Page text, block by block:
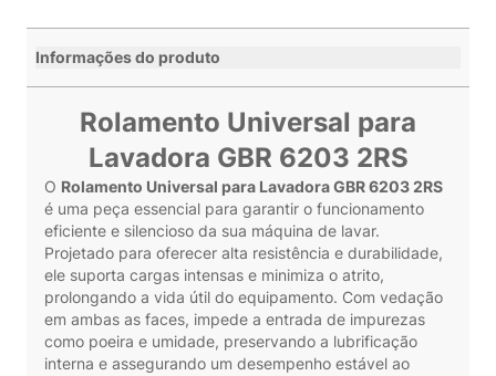
Informações do produto
Rolamento Universal para
Lavadora GBR 6203 2RS
O Rolamento Universal para Lavadora GBR 6203 2RS
é uma peça essencial para garantir o funcionamento
eficiente e silencioso da sua máquina de lavar.
Projetado para oferecer alta resistência e durabilidade,
ele suporta cargas intensas e minimiza o atrito,
prolongando a vida útil do equipamento. Com vedação
em ambas as faces, impede a entrada de impurezas
como poeira e umidade, preservando a lubrificação
interna e assegurando um desempenho estável ao